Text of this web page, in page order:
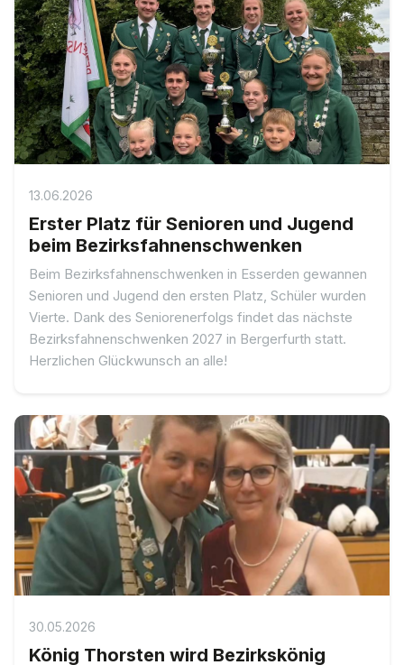
13.06.2026
Erster Platz für Senioren und Jugend
beim Bezirksfahnenschwenken
Beim Bezirksfahnenschwenken in Esserden gewannen
Senioren und Jugend den ersten Platz, Schüler wurden
Vierte. Dank des Seniorenerfolgs findet das nächste
Bezirksfahnenschwenken 2027 in Bergerfurth statt.
Herzlichen Glückwunsch an alle!
30.05.2026
König Thorsten wird Bezirkskönig